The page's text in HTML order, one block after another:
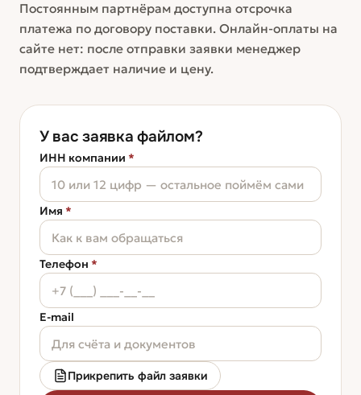
Постоянным партнёрам доступна отсрочка
платежа по договору поставки. Онлайн-оплаты на
сайте нет: после отправки заявки менеджер
подтверждает наличие и цену.
У вас заявка файлом?
ИНН компании *
Имя *
Телефон *
E-mail
Прикрепить файл заявки